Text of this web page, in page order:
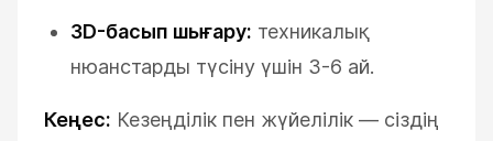
3D-басып шығару: техникалық
нюанстарды түсіну үшін 3-6 ай.
Кеңес: Кезеңділік пен жүйелілік — сіздің